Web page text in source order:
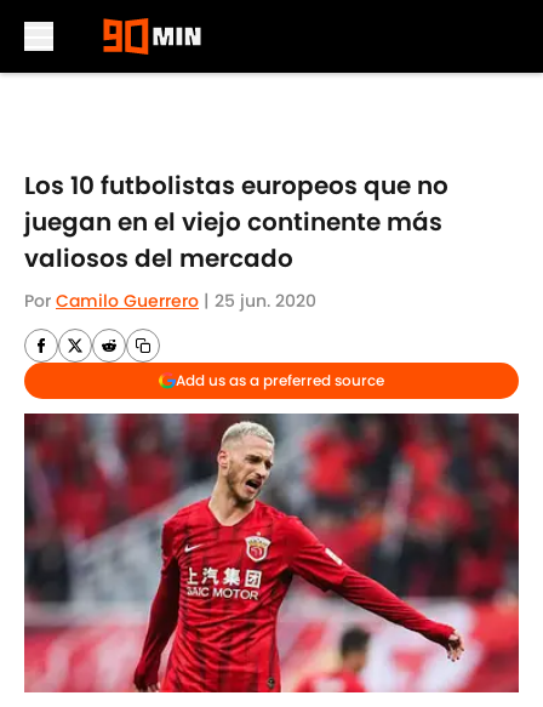
Los 10 futbolistas europeos que no
juegan en el viejo continente más
valiosos del mercado
Por Camilo Guerrero | 25 jun. 2020
Add us as a preferred source